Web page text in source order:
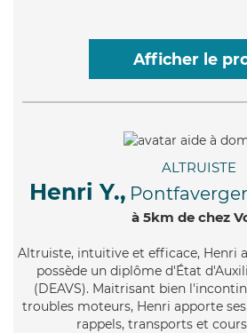
Afficher le
ALTRUISTE
Henri Y.,
à 5km de chez
Altruiste, intuitive et efficace, Henri
possède un diplôme d'État
(DEAVS). Maitrisant bien
troubles moteurs, Henri apporte
rappels, transports et